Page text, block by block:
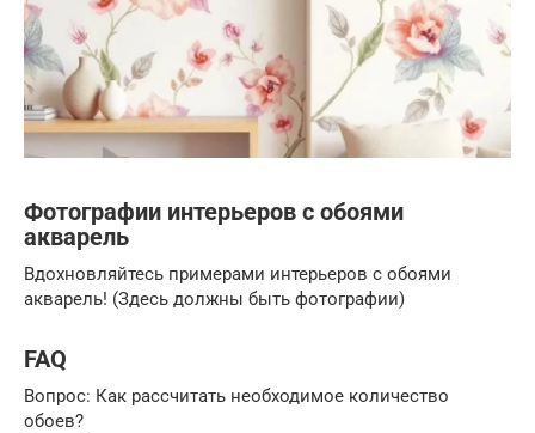
Фотографии интерьеров с обоями
акварель
Вдохновляйтесь примерами интерьеров с обоями
акварель! (Здесь должны быть фотографии)
FAQ
Вопрос: Как рассчитать необходимое количество
обоев?